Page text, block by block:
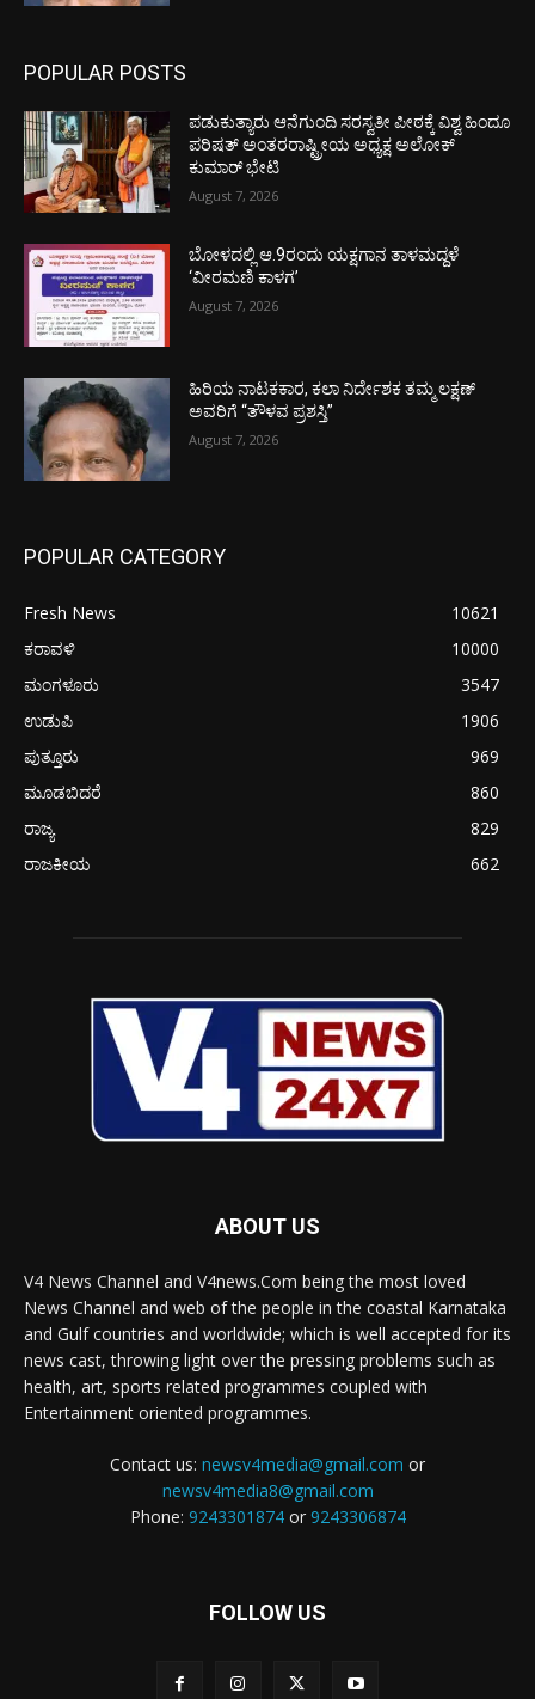
POPULAR POSTS
ಪಡುಕುತ್ಯಾರು ಆನೆಗುಂದಿ ಸರಸ್ವತೀ ಪೀಠಕ್ಕೆ ವಿಶ್ವ ಹಿಂದೂ
ಪರಿಷತ್ ಅಂತರರಾಷ್ಟ್ರೀಯ ಅಧ್ಯಕ್ಷ ಅಲೋಕ್
ಕುಮಾರ್ ಭೇಟಿ
August 7, 2026
ಬೋಳದಲ್ಲಿ ಆ.9ರಂದು ಯಕ್ಷಗಾನ ತಾಳಮದ್ದಳೆ
‘ವೀರಮಣಿ ಕಾಳಗ’
August 7, 2026
ಹಿರಿಯ ನಾಟಕಕಾರ, ಕಲಾ ನಿರ್ದೇಶಕ ತಮ್ಮ ಲಕ್ಷಣ್
ಅವರಿಗೆ “ತೌಳವ ಪ್ರಶಸ್ತಿ”
August 7, 2026
POPULAR CATEGORY
Fresh News
10621
ಕರಾವಳಿ
10000
ಮಂಗಳೂರು
3547
ಉಡುಪಿ
1906
ಪುತ್ತೂರು
969
ಮೂಡಬಿದರೆ
860
ರಾಜ್ಯ
829
ರಾಜಕೀಯ
662
ABOUT US
V4 News Channel and V4news.Com being the most loved
News Channel and web of the people in the coastal Karnataka
and Gulf countries and worldwide; which is well accepted for its
news cast, throwing light over the pressing problems such as
health, art, sports related programmes coupled with
Entertainment oriented programmes.
Contact us: newsv4media@gmail.com or
newsv4media8@gmail.com
Phone: 9243301874or 9243306874
FOLLOW US